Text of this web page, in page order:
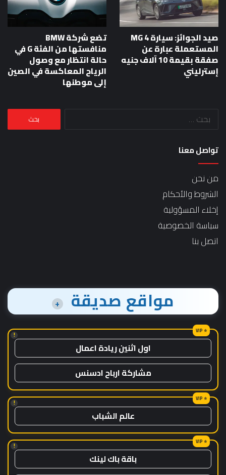
صيد الجوائز: سيارة MG 4
المستعملة عبارة عن
صفقة بقيمة 10 آلاف جنيه
إسترليني
تضع شركة BMW
منافستها من الفئة G في
حالة انتظار مع وصول
الرياح المعاكسة في الصين
إلى موطنها
البحث
تواصل معنا
من نحن
الشروط والأحكام
إخلاء المسؤولية
سياسة الخصوصية
اتصل بنا
مواقع صديقة +
!
اول اثنين ريادة اعمال
مشاركة ارباح ادسنس
!
عالم الشباب
!
باقة باك لينك